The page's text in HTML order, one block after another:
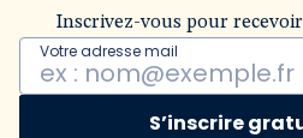
Inscrivez-vous pour
Votre adresse mail
S’inscrire